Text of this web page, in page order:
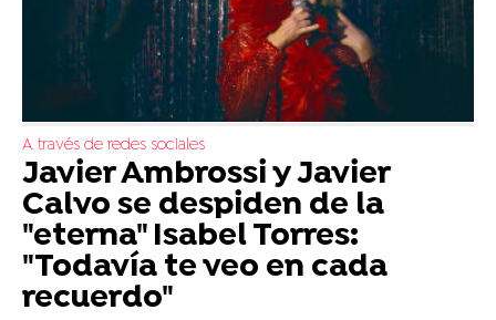
A través de redes sociales
Javier Ambrossi y Javier
Calvo se despiden de la
"eterna" Isabel Torres:
"Todavía te veo en cada
recuerdo"